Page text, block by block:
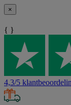
×
{ }
4,3/5